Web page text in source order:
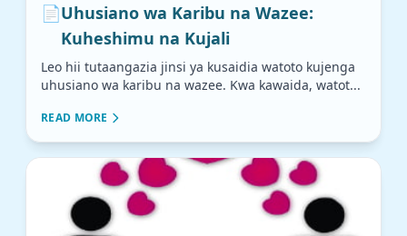
📄Uhusiano wa Karibu na Wazee:
Kuheshimu na Kujali
Leo hii tutaangazia jinsi ya kusaidia watoto kujenga
uhusiano wa karibu na wazee. Kwa kawaida, watot...
READ MORE